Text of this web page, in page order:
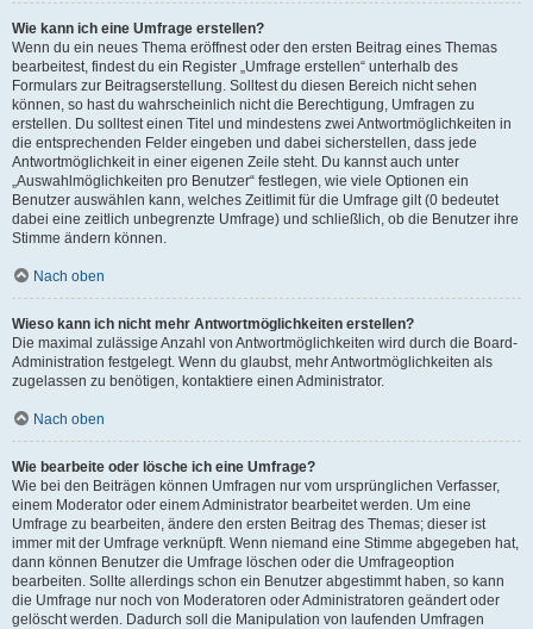
Wie kann ich eine Umfrage erstellen?
Wenn du ein neues Thema eröffnest oder den ersten Beitrag eines Themas
bearbeitest, findest du ein Register „Umfrage erstellen“ unterhalb des
Formulars zur Beitragserstellung. Solltest du diesen Bereich nicht sehen
können, so hast du wahrscheinlich nicht die Berechtigung, Umfragen zu
erstellen. Du solltest einen Titel und mindestens zwei Antwortmöglichkeiten in
die entsprechenden Felder eingeben und dabei sicherstellen, dass jede
Antwortmöglichkeit in einer eigenen Zeile steht. Du kannst auch unter
„Auswahlmöglichkeiten pro Benutzer“ festlegen, wie viele Optionen ein
Benutzer auswählen kann, welches Zeitlimit für die Umfrage gilt (0 bedeutet
dabei eine zeitlich unbegrenzte Umfrage) und schließlich, ob die Benutzer ihre
Stimme ändern können.
Nach oben
Wieso kann ich nicht mehr Antwortmöglichkeiten erstellen?
Die maximal zulässige Anzahl von Antwortmöglichkeiten wird durch die Board-
Administration festgelegt. Wenn du glaubst, mehr Antwortmöglichkeiten als
zugelassen zu benötigen, kontaktiere einen Administrator.
Nach oben
Wie bearbeite oder lösche ich eine Umfrage?
Wie bei den Beiträgen können Umfragen nur vom ursprünglichen Verfasser,
einem Moderator oder einem Administrator bearbeitet werden. Um eine
Umfrage zu bearbeiten, ändere den ersten Beitrag des Themas; dieser ist
immer mit der Umfrage verknüpft. Wenn niemand eine Stimme abgegeben hat,
dann können Benutzer die Umfrage löschen oder die Umfrageoption
bearbeiten. Sollte allerdings schon ein Benutzer abgestimmt haben, so kann
die Umfrage nur noch von Moderatoren oder Administratoren geändert oder
gelöscht werden. Dadurch soll die Manipulation von laufenden Umfragen